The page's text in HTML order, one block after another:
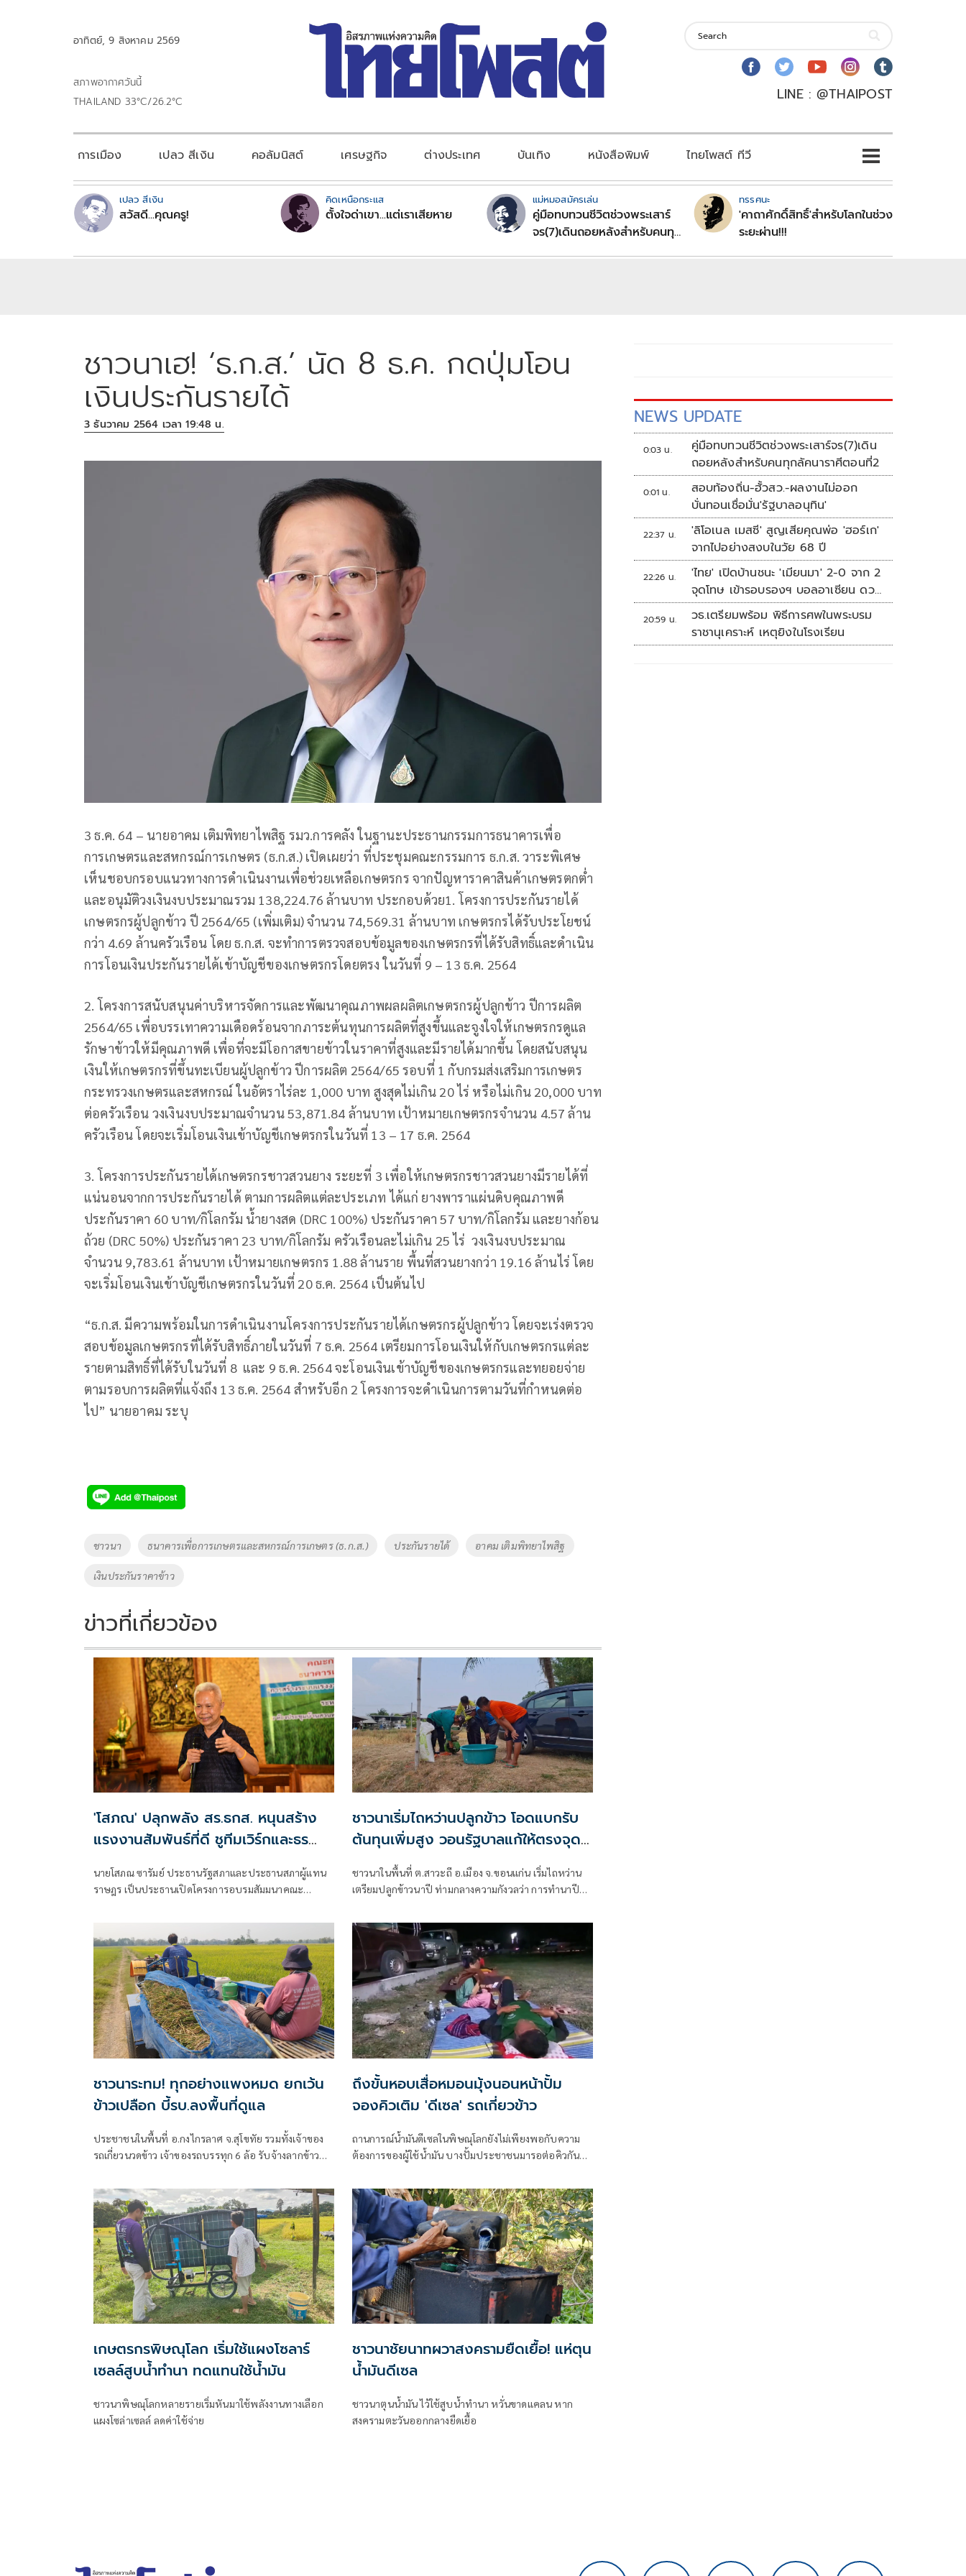
อาทิตย์, 9 สิงหาคม 2569
สภาพอากาศวันนี้
THAILAND 33°C/26.2°C
LINE : @THAIPOST
การเมือง เปลว สีเงิน คอลัมนิสต์ เศรษฐกิจ ต่างประเทศ บันเทิง หนังสือพิมพ์ ไทยโพสต์ ทีวี
เปลว สีเงิน
สวัสดี...คุณครู!
คิดเหนือกระแส
ตั้งใจด่าเขา...แต่เราเสียหาย
แม่หมอสมัครเล่น
คู่มือทบทวนชีวิตช่วงพระเสาร์
จร(7)เดินถอยหลังสำหรับคนทุก
ทรรศนะ
'คาถาศักดิ์สิทธิ์'สำหรับโลกในช่วง
ระยะผ่าน!!!
ชาวนาเฮ! ‘ธ.ก.ส.’ นัด 8 ธ.ค. กดปุ่มโอน
เงินประกันรายได้
3 ธันวาคม 2564 เวลา 19:48 น.
3 ธ.ค. 64 – นายอาคม เติมพิทยาไพสิฐ รมว.การคลัง ในฐานะประธานกรรมการธนาคารเพื่อ
การเกษตรและสหกรณ์การเกษตร (ธ.ก.ส.) เปิดเผยว่า ที่ประชุมคณะกรรมการ ธ.ก.ส. วาระพิเศษ
เห็นชอบกรอบแนวทางการดำเนินงานเพื่อช่วยเหลือเกษตรกร จากปัญหาราคาสินค้าเกษตรตกต่ำ
และอนุมัติวงเงินงบประมาณรวม 138,224.76 ล้านบาท ประกอบด้วย1. โครงการประกันรายได้
เกษตรกรผู้ปลูกข้าว ปี 2564/65 (เพิ่มเติม) จำนวน 74,569.31 ล้านบาท เกษตรกรได้รับประโยชน์
กว่า 4.69 ล้านครัวเรือน โดย ธ.ก.ส. จะทำการตรวจสอบข้อมูลของเกษตรกรที่ได้รับสิทธิ์และดำเนิน
การโอนเงินประกันรายได้เข้าบัญชีของเกษตรกรโดยตรง ในวันที่ 9 – 13 ธ.ค. 2564
2. โครงการสนับสนุนค่าบริหารจัดการและพัฒนาคุณภาพผลผลิตเกษตรกรผู้ปลูกข้าว ปีการผลิต
2564/65 เพื่อบรรเทาความเดือดร้อนจากภาระต้นทุนการผลิตที่สูงขึ้นและจูงใจให้เกษตรกรดูแล
รักษาข้าวให้มีคุณภาพดี เพื่อที่จะมีโอกาสขายข้าวในราคาที่สูงและมีรายได้มากขึ้น โดยสนับสนุน
เงินให้เกษตรกรที่ขึ้นทะเบียนผู้ปลูกข้าว ปีการผลิต 2564/65 รอบที่ 1 กับกรมส่งเสริมการเกษตร
กระทรวงเกษตรและสหกรณ์ ในอัตราไร่ละ 1,000 บาท สูงสุดไม่เกิน 20 ไร่ หรือไม่เกิน 20,000 บาท
ต่อครัวเรือน วงเงินงบประมาณจำนวน 53,871.84 ล้านบาท เป้าหมายเกษตรกรจำนวน 4.57 ล้าน
ครัวเรือน โดยจะเริ่มโอนเงินเข้าบัญชีเกษตรกรในวันที่ 13 – 17 ธ.ค. 2564
3. โครงการประกันรายได้เกษตรกรชาวสวนยาง ระยะที่ 3 เพื่อให้เกษตรกรชาวสวนยางมีรายได้ที่
แน่นอนจากการประกันรายได้ ตามการผลิตแต่ละประเภท ได้แก่ ยางพาราแผ่นดิบคุณภาพดี
ประกันราคา 60 บาท/กิโลกรัม น้ำยางสด (DRC 100%) ประกันราคา 57 บาท/กิโลกรัม และยางก้อน
ถ้วย (DRC 50%) ประกันราคา 23 บาท/กิโลกรัม ครัวเรือนละไม่เกิน 25 ไร่ วงเงินงบประมาณ
จำนวน 9,783.61 ล้านบาท เป้าหมายเกษตรกร 1.88 ล้านราย พื้นที่สวนยางกว่า 19.16 ล้านไร่ โดย
จะเริ่มโอนเงินเข้าบัญชีเกษตรกรในวันที่ 20 ธ.ค. 2564 เป็นต้นไป
“ธ.ก.ส. มีความพร้อมในการดำเนินงานโครงการประกันรายได้เกษตรกรผู้ปลูกข้าว โดยจะเร่งตรวจ
สอบข้อมูลเกษตรกรที่ได้รับสิทธิ์ภายในวันที่ 7 ธ.ค. 2564 เตรียมการโอนเงินให้กับเกษตรกรแต่ละ
รายตามสิทธิ์ที่ได้รับในวันที่ 8 และ 9 ธ.ค. 2564 จะโอนเงินเข้าบัญชีของเกษตรกรและทยอยจ่าย
ตามรอบการผลิตที่แจ้งถึง 13 ธ.ค. 2564 สำหรับอีก 2 โครงการจะดำเนินการตามวันที่กำหนดต่อ
ไป” นายอาคม ระบุ
Tags
ชาวนา ธนาคารเพื่อการเกษตรและสหกรณ์การเกษตร (ธ.ก.ส.) ประกันรายได้ อาคม เติมพิทยาไพสิฐ
เงินประกันราคาข้าว
ข่าวที่เกี่ยวข้อง
'โสภณ' ปลุกพลัง สร.ธกส. หนุนสร้าง
แรงงานสัมพันธ์ที่ดี ชูทีมเวิร์กและธร
ยั่งยืน
นายโสภณ ซารัมย์ ประธานรัฐสภาและประธานสภาผู้แทน
ราษฎร เป็นประธานเปิดโครงการอบรมสัมมนาคณะ
การเกษตรและสหกรณ์การเกษตร (สร.ธกส.) ประจำปี
2569
ชาวนาเริ่มไถหว่านปลูกข้าว โอดแบกรับ
ต้นทุนเพิ่มสูง วอนรัฐบาลแก้ให้ตรงจุด
ชี้มาตรการสินเชื่อสร้างภาระหนี้ไม่จบสิ้น
ชาวนาในพื้นที่ ต.สาวะถี อ.เมือง จ.ขอนแก่น เริ่มไถหว่าน
เตรียมปลูกข้าวนาปี ท่ามกลางความกังวลว่า การทำนาปีนี้
โดยเฉพาะค่าน้ำมันซึ่งเป็นตุ้นทุนหลัก ทำให้ต้องจ่ายค่าไถ
ค่าหว่าน เพิ่มมากกว่าปีที่ผ่านมาเฉลี่ยไร่ละ 50-100 บาท
ต่อไร่ ขึ้นอยู่กับแต่ละพื้นที่
ชาวนาระทม! ทุกอย่างแพงหมด ยกเว้น
ข้าวเปลือก บี้รบ.ลงพื้นที่ดูแล
ประชาชนในพื้นที่ อ.กงไกรลาศ จ.สุโขทัย รวมทั้งเจ้าของ
รถเกี่ยวนวดข้าว เจ้าของรถบรรทุก 6 ล้อ รับจ้างลากข้าว
ถึงขั้นหอบเสื่อหมอนมุ้งนอนหน้าปั้ม
จองคิวเติม 'ดีเซล' รถเกี่ยวข้าว
ถานการณ์น้ำมันดีเซลในพิษณุโลกยังไม่เพียงพอกับความ
ต้องการของผู้ใช้น้ำมัน บางปั้มประชาชนมารอต่อคิวกัน
เกษตรกรพิษณุโลก เริ่มใช้แผงโซลาร์
เซลล์สูบน้ำทำนา ทดแทนใช้น้ำมัน
ชาวนาพิษณุโลกหลายรายเริ่มหันมาใช้พลังงานทางเลือก
แผงโซล่าเซลล์ ลดค่าใช้จ่าย
ชาวนาชัยนาทผวาสงครามยืดเยื้อ! แห่ตุน
น้ำมันดีเซล
ชาวนาตุนน้ำมัน ไว้ใช้สูบน้ำทำนา หวั่นขาดแคลน หาก
สงครามตะวันออกกลางยืดเยื้อ
NEWS UPDATE
0:03 น.
คู่มือทบทวนชีวิตช่วงพระเสาร์จร(7)เดิน
ถอยหลังสำหรับคนทุกลัคนาราศีตอนที่2
0:01 น.
สอบท้องถิ่น-ฮั้วสว.-ผลงานไม่ออก
บั่นทอนเชื่อมั่น'รัฐบาลอนุทิน'
22:37 น.
'ลิโอเนล เมสซี' สูญเสียคุณพ่อ 'ฮอร์เก'
จากไปอย่างสงบในวัย 68 ปี
22:26 น.
'ไทย' เปิดบ้านชนะ 'เมียนมา' 2-0 จาก 2
จุดโทษ เข้ารอบรองฯ บอลอาเซียน ดวล
'สิงคโปร์'
20:59 น.
วธ.เตรียมพร้อม พิธีการศพในพระบรม
ราชานุเคราะห์ เหตุยิงในโรงเรียน